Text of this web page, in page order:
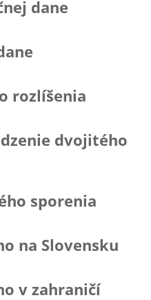
dane
rozlíšenia
dvojitého
sporenia
na Slovensku
v zahraničí